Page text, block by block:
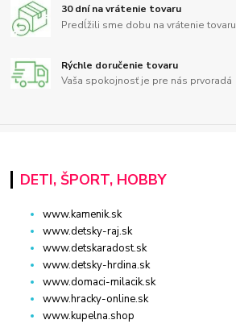
30 dní na vrátenie tovaru
Predĺžili sme dobu na vrátenie tovaru
Rýchle doručenie tovaru
Vaša spokojnosť je pre nás prvoradá
DETI, ŠPORT, HOBBY
www.kamenik.sk
www.detsky-raj.sk
www.detskaradost.sk
www.detsky-hrdina.sk
www.domaci-milacik.sk
www.hracky-online.sk
www.kupelna.shop